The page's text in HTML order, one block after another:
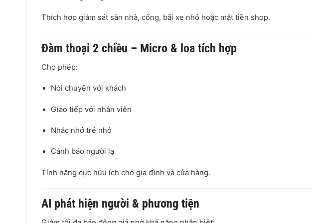
Thích hợp giám sát sân nhà, cổng, bãi xe nhỏ hoặc mặt tiền shop.
Đàm thoại 2 chiều – Micro & loa tích hợp
Cho phép:
Nói chuyện với khách
Giao tiếp với nhân viên
Nhắc nhở trẻ nhỏ
Cảnh báo người lạ
Tính năng cực hữu ích cho gia đình và cửa hàng.
AI phát hiện người & phương tiện